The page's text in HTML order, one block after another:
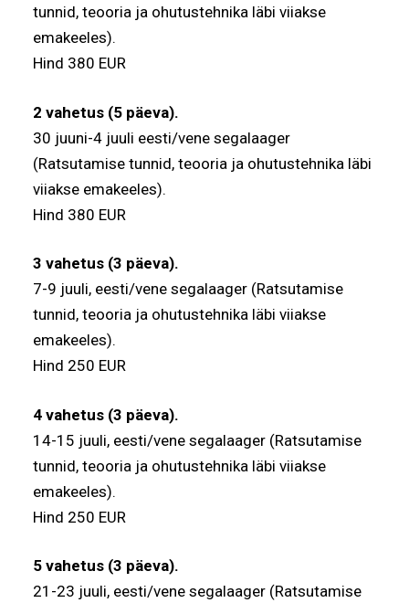
tunnid, teooria ja ohutustehnika läbi viiakse
emakeeles).
Hind 380 EUR
2 vahetus (5 päeva).
30 juuni-4 juuli eesti/vene segalaager
(Ratsutamise tunnid, teooria ja ohutustehnika läbi
viiakse emakeeles).
Hind 380 EUR
3 vahetus (3 päeva).
7-9 juuli, eesti/vene segalaager (Ratsutamise
tunnid, teooria ja ohutustehnika läbi viiakse
emakeeles).
Hind 250 EUR
4 vahetus (3 päeva).
14-15 juuli, eesti/vene segalaager (Ratsutamise
tunnid, teooria ja ohutustehnika läbi viiakse
emakeeles).
Hind 250 EUR
5 vahetus (3 päeva).
21-23 juuli, eesti/vene segalaager (Ratsutamise